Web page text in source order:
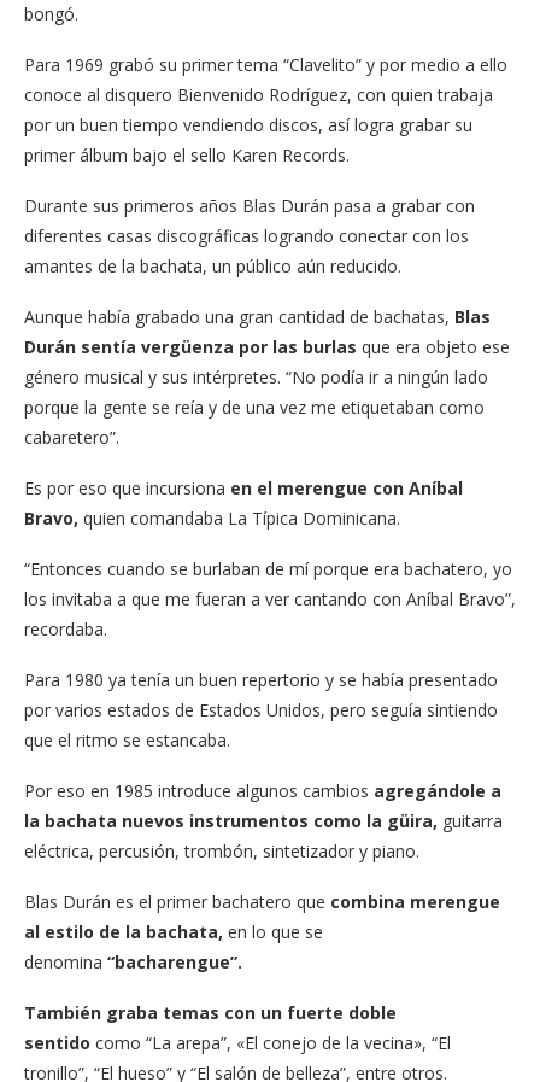
bongó.
Para 1969 grabó su primer tema “Clavelito” y por medio a ello
conoce al disquero Bienvenido Rodríguez, con quien trabaja
por un buen tiempo vendiendo discos, así logra grabar su
primer álbum bajo el sello Karen Records.
Durante sus primeros años Blas Durán pasa a grabar con
diferentes casas discográficas logrando conectar con los
amantes de la bachata, un público aún reducido.
Aunque había grabado una gran cantidad de bachatas, Blas
Durán sentía vergüenza por las burlas que era objeto ese
género musical y sus intérpretes. “No podía ir a ningún lado
porque la gente se reía y de una vez me etiquetaban como
cabaretero”.
Es por eso que incursiona en el merengue con Aníbal
Bravo, quien comandaba La Típica Dominicana.
“Entonces cuando se burlaban de mí porque era bachatero, yo
los invitaba a que me fueran a ver cantando con Aníbal Bravo”,
recordaba.
Para 1980 ya tenía un buen repertorio y se había presentado
por varios estados de Estados Unidos, pero seguía sintiendo
que el ritmo se estancaba.
Por eso en 1985 introduce algunos cambios agregándole a
la bachata nuevos instrumentos como la güira, guitarra
eléctrica, percusión, trombón, sintetizador y piano.
Blas Durán es el primer bachatero que combina merengue
al estilo de la bachata, en lo que se
denomina “bacharengue”.
También graba temas con un fuerte doble
sentido como “La arepa”, «El conejo de la vecina», “El
tronillo”, “El hueso” y “El salón de belleza”, entre otros.